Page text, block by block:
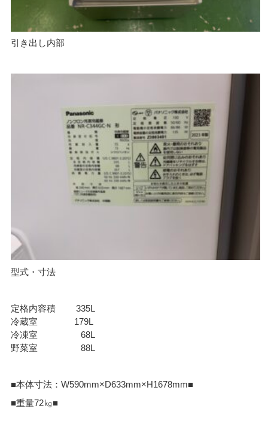
引き出し内部
型式・寸法
定格内容積 335L
冷蔵室 179L
冷凍室 68L
野菜室 88L
■本体寸法：W590mm×D633mm×H1678mm■
■重量72㎏■